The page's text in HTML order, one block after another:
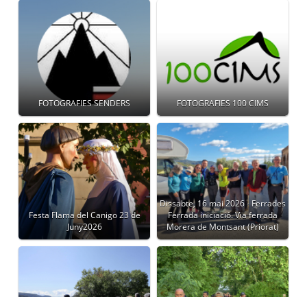
FOTOGRAFIES SENDERS FOTOGRAFIES 100 CIMS
Festa Flama del Canigo 23 de
Juny2026
Dissabte, 16 mai 2026 - Ferrades
Ferrada iniciació. Via ferrada
Morera de Montsant (Priorat)